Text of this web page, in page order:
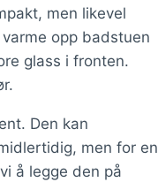
men likevel
opp badstuen
glass i fronten.
Den kan
men for en
å legge den på